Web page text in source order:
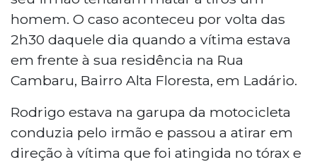
homem. O caso aconteceu por volta das
2h30 daquele dia quando a vítima estava
em frente à sua residência na Rua
Cambaru, Bairro Alta Floresta, em Ladário.
Rodrigo estava na garupa da motocicleta
conduzia pelo irmão e passou a atirar em
direção à vítima que foi atingida no tórax e